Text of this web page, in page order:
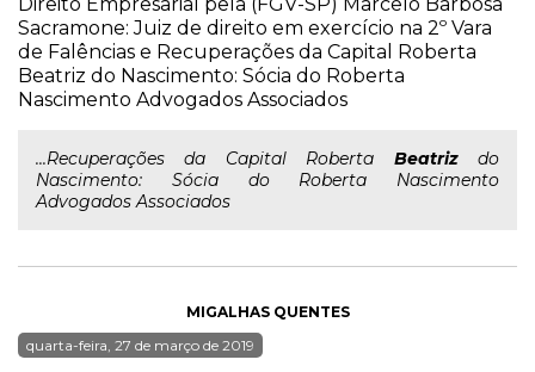
Sacramone: Juiz de direito em exercício na 2º Vara
de Falências e Recuperações da Capital Roberta
Beatriz do Nascimento: Sócia do Roberta
Nascimento Advogados Associados
...Recuperações da Capital Roberta Beatrizdo
Nascimento: Sócia do Roberta Nascimento
Advogados Associados
MIGALHAS QUENTES
quarta-feira, 27 de março de 2019